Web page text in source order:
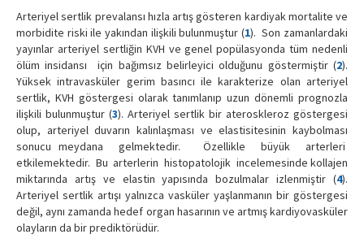
Arteriyel sertlik prevalansı hızla artış gösteren kardiyak mortalite ve
morbidite riski ile yakından ilişkili bulunmuştur (1). Son zamanlardaki
yayınlar arteriyel sertliğin KVH ve genel popülasyonda tüm nedenli
ölüm insidansı için bağımsız belirleyici olduğunu göstermiştir (2).
Yüksek intravasküler gerim basıncı ile karakterize olan arteriyel
sertlik, KVH göstergesi olarak tanımlanıp uzun dönemli prognozla
ilişkili bulunmuştur (3). Arteriyel sertlik bir ateroskleroz göstergesi
olup, arteriyel duvarın kalınlaşması ve elastisitesinin kaybolması
sonucu meydana gelmektedir. Özellikle büyük arterleri
etkilemektedir. Bu arterlerin histopatolojik incelemesinde kollajen
miktarında artış ve elastin yapısında bozulmalar izlenmiştir (4).
Arteriyel sertlik artışı yalnızca vasküler yaşlanmanın bir göstergesi
değil, aynı zamanda hedef organ hasarının ve artmış kardiyovasküler
olayların da bir prediktörüdür.